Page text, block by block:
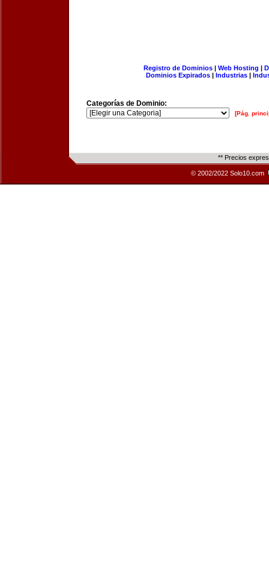
Registro de Dominios| Web Hosting |
Dominios Expirados | Industrias |
Categorías de Dominio:
[Pág.
** Precios
© 2002/2022 Solo10.com